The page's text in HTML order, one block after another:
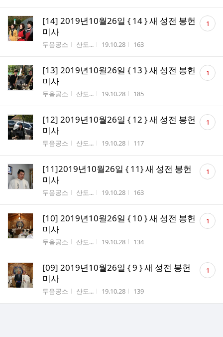
[14] 2019년10월26일 { 14 } 새 성전 봉헌
미사
게시판명
두음공소 작성자
산도... 작성시간
19.10.28 조회수
163
댓
글 1
[13] 2019년10월26일 { 13 } 새 성전 봉헌
미사
게시판명
두음공소 작성자
산도... 작성시간
19.10.28 조회수
185
댓
글 1
[12] 2019년10월26일 { 12 } 새 성전 봉헌
미사
게시판명
두음공소 작성자
산도... 작성시간
19.10.28 조회수
117
댓
글 1
[11]2019년10월26일 { 11} 새 성전 봉헌
미사
게시판명
두음공소 작성자
산도... 작성시간
19.10.28 조회수
163
댓
글 1
[10] 2019년10월26일 { 10 } 새 성전 봉헌
미사
게시판명
두음공소 작성자
산도... 작성시간
19.10.28 조회수
134
댓
글 1
[09] 2019년10월26일 { 9 } 새 성전 봉헌
미사
게시판명
두음공소 작성자
산도... 작성시간
19.10.28 조회수
139
댓
글 1